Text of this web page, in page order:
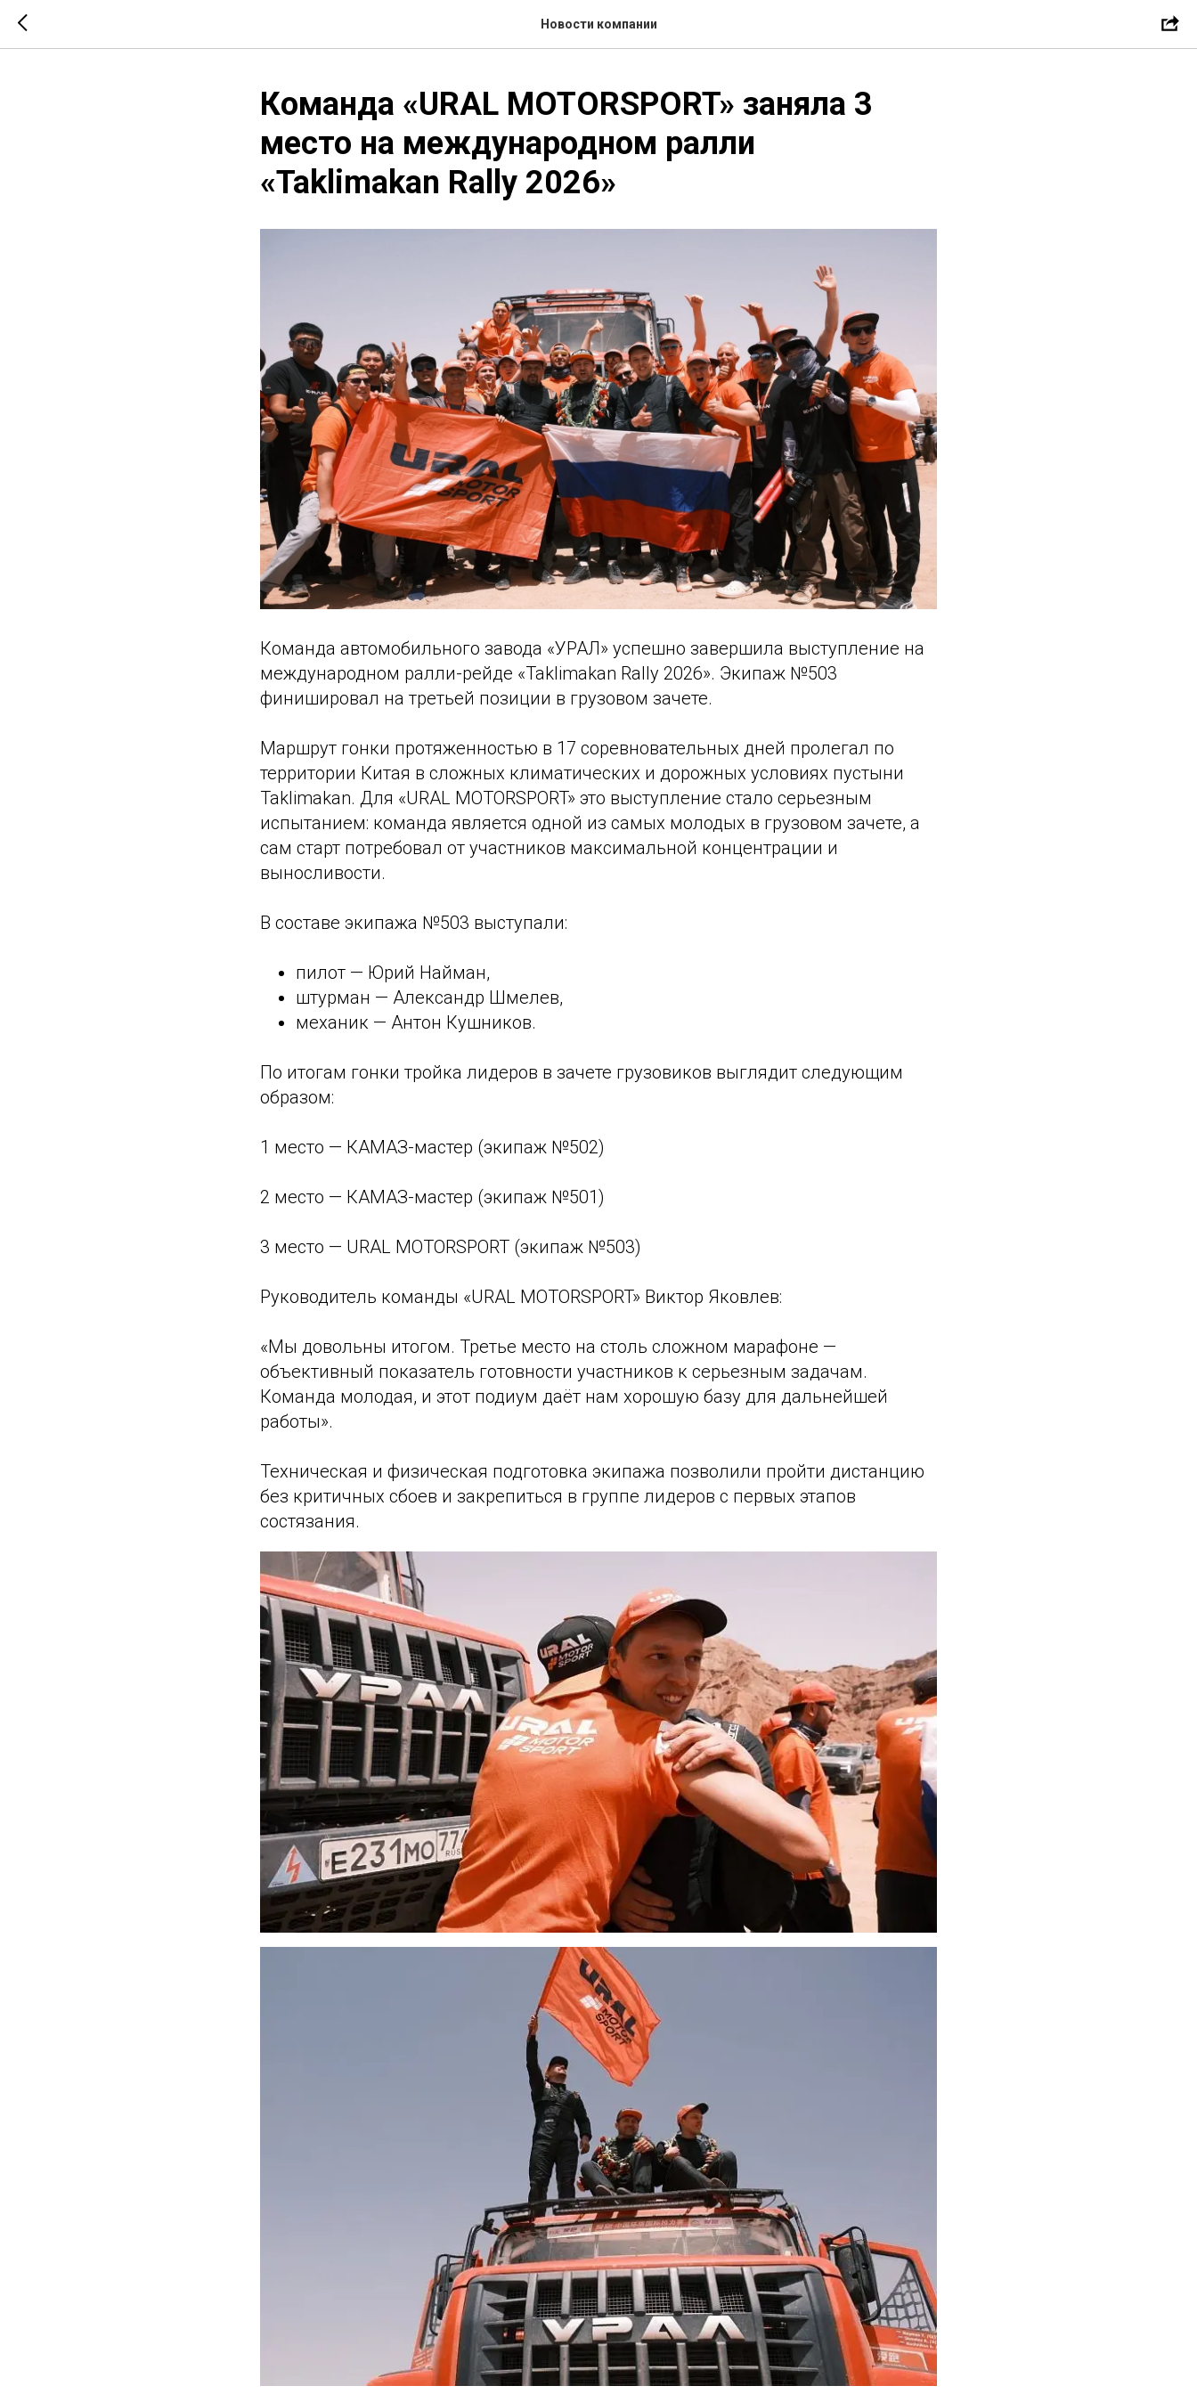
Новости компании
Команда «URAL MOTORSPORT» заняла 3
место на международном ралли
«Taklimakan Rally 2026»
Команда автомобильного завода «УРАЛ» успешно завершила выступление на
международном ралли-рейде «Taklimakan Rally 2026». Экипаж №503
финишировал на третьей позиции в грузовом зачете.
Маршрут гонки протяженностью в 17 соревновательных дней пролегал по
территории Китая в сложных климатических и дорожных условиях пустыни
Taklimakan. Для «URAL MOTORSPORT» это выступление стало серьезным
испытанием: команда является одной из самых молодых в грузовом зачете, а
сам старт потребовал от участников максимальной концентрации и
выносливости.
В составе экипажа №503 выступали:
пилот — Юрий Найман,
штурман — Александр Шмелев,
механик — Антон Кушников.
По итогам гонки тройка лидеров в зачете грузовиков выглядит следующим
образом:
1 место — КАМАЗ-мастер (экипаж №502)
2 место — КАМАЗ-мастер (экипаж №501)
3 место — URAL MOTORSPORT (экипаж №503)
Руководитель команды «URAL MOTORSPORT» Виктор Яковлев:
«Мы довольны итогом. Третье место на столь сложном марафоне —
объективный показатель готовности участников к серьезным задачам.
Команда молодая, и этот подиум даёт нам хорошую базу для дальнейшей
работы».
Техническая и физическая подготовка экипажа позволили пройти дистанцию
без критичных сбоев и закрепиться в группе лидеров с первых этапов
состязания.